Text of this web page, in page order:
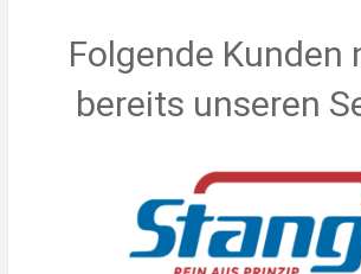
Folgende Kunden
bereits unseren